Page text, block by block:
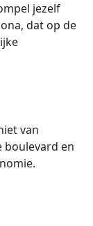
jezelf
dat op de
van
boulevard en